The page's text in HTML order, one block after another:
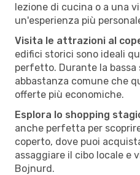
lezione di cucina o a una
un'esperienza più
Visita le attrazioni al
edifici storici sono ideali
perfetto. Durante la bassa
abbastanza comune che
offerte più economiche.
Esplora lo shopping
anche perfetta per
coperto, dove puoi
assaggiare il cibo locale e
Bojnurd.